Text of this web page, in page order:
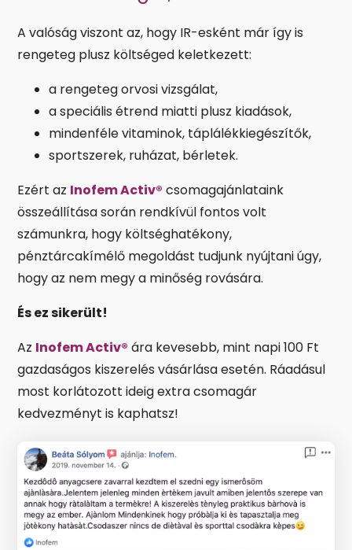
A valóság viszont az, hogy IR-esként már így is
rengeteg plusz költséged keletkezett:
a rengeteg orvosi vizsgálat,
a speciális étrend miatti plusz kiadások,
mindenféle vitaminok, táplálékkiegészítők,
sportszerek, ruházat, bérletek.
Ezért az Inofem Activ® csomagajánlataink
összeállítása során rendkívül fontos volt
számunkra, hogy költséghatékony,
pénztárcakímélő megoldást tudjunk nyújtani úgy,
hogy az nem megy a minőség rovására.
És ez sikerült!
Az Inofem Activ® ára kevesebb, mint napi 100 Ft
gazdaságos kiszerelés vásárlása esetén. Ráadásul
most korlátozott ideig extra csomagár
kedvezményt is kaphatsz!